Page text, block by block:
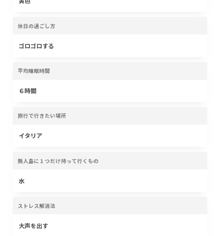
休日の過ごし方
ゴロゴロする
平均睡眠時間
６時間
旅行で行きたい場所
イタリア
無人島に１つだけ持って行くもの
水
ストレス解消法
大声を出す